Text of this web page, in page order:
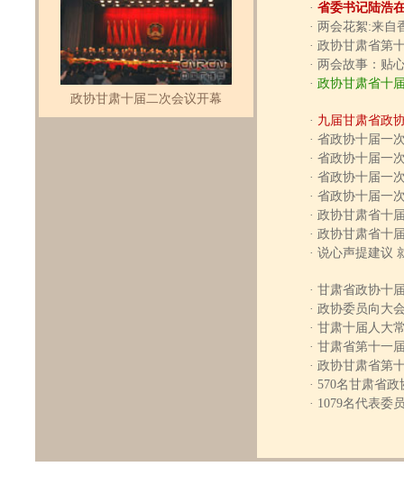
政协甘肃十届二次会议开幕
· 省委书记陆浩
· 两会花絮:来自
· 政协甘肃省第
· 两会故事：贴
· 政协甘肃省十
· 九届甘肃省政
· 省政协十届一
· 省政协十届一
· 省政协十届一
· 省政协十届一
· 政协甘肃省十
· 政协甘肃省十
· 说心声提建议
· 甘肃省政协十
· 政协委员向大
· 甘肃十届人大
· 甘肃省第十一
· 政协甘肃省第
· 570名甘肃省
· 1079名代表委